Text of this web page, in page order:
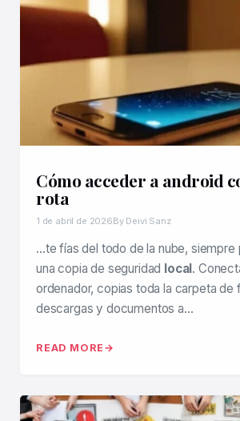
Cómo acceder a android
rota
1 de abril de 2026By Deivi Sanz
…te fías del todo de la nube, siempre
una copia de seguridad local .
ordenador, copias toda la carpeta de
descargas y documentos a…
READ MORE